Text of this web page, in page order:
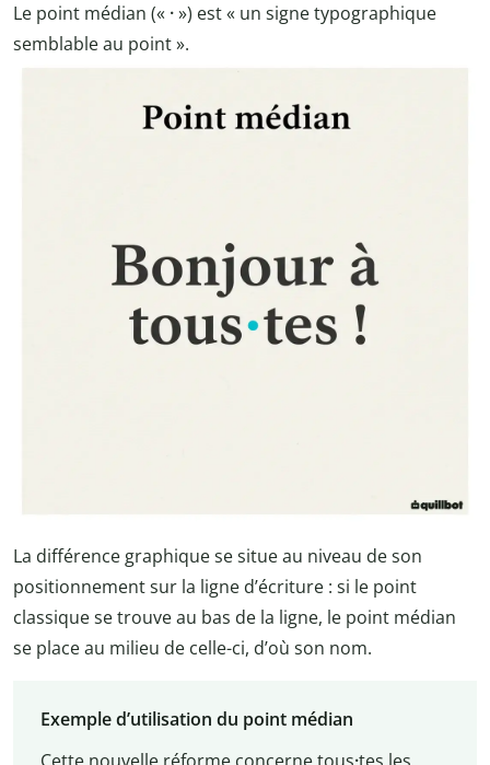
Le point médian (« ·») est « un signe typographique
semblable au point ».
La différence graphique se situe au niveau de son
positionnement sur la ligne d’écriture : si le point
classique se trouve au bas de la ligne, le point médian
se place au milieu de celle-ci, d’où son nom.
Exemple d’utilisation du point médian